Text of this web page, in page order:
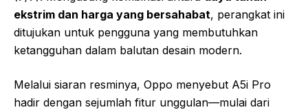
ekstrim dan harga yang bersahabat, perangkat ini
ditujukan untuk pengguna yang membutuhkan
ketangguhan dalam balutan desain modern.
Melalui siaran resminya, Oppo menyebut A5i Pro
hadir dengan sejumlah fitur unggulan—mulai dari